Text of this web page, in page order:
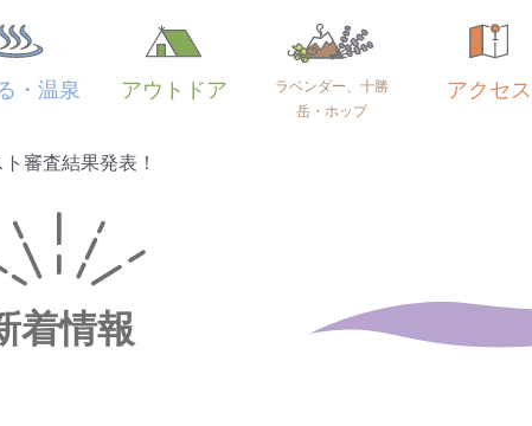
・温泉 アウトドア
ラベンダー、十勝
岳・ホップ
アクセス
審査結果発表！
着情報